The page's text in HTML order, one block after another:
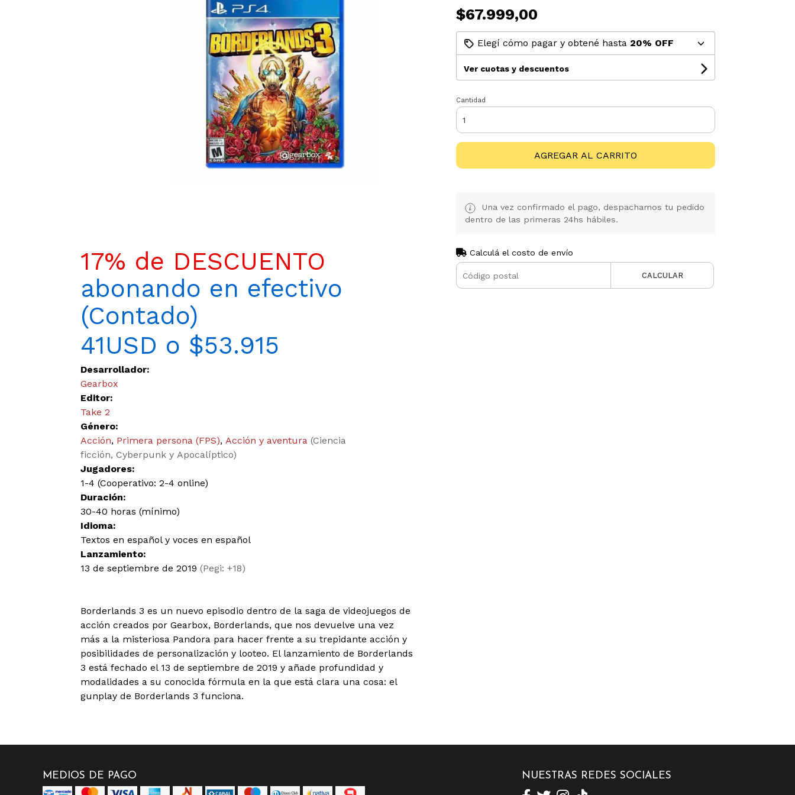
17% de DESCUENTO
abonando en efectivo
(Contado)
41USD o $53.915
Desarrollador:
Gearbox
Editor:
Take 2
Género:
Acción, Primera persona (FPS), Acción y aventura (Ciencia
ficción, Cyberpunk y Apocalíptico)
Jugadores:
1-4 (Cooperativo: 2-4 online)
Duración:
30-40 horas (mínimo)
Idioma:
Textos en español y voces en español
Lanzamiento:
13 de septiembre de 2019 (Pegi: +18)
Borderlands 3 es un nuevo episodio dentro de la saga de videojuegos de
acción creados por Gearbox, Borderlands, que nos devuelve una vez
más a la misteriosa Pandora para hacer frente a su trepidante acción y
posibilidades de personalización y looteo. El lanzamiento de Borderlands
3 está fechado el 13 de septiembre de 2019 y añade profundidad y
modalidades a su conocida fórmula en la que está clara una cosa: el
gunplay de Borderlands 3 funciona.
$67.999,00
Elegí cómo pagar y obtené hasta 20% OFF
Ver cuotas y descuentos
Cantidad
AGREGAR AL CARRITO
Una vez confirmado el pago, despachamos tu pedido
dentro de las primeras 24hs hábiles.
Calculá el costo de envío
CALCULAR
MEDIOS DE PAGO NUESTRAS REDES SOCIALES